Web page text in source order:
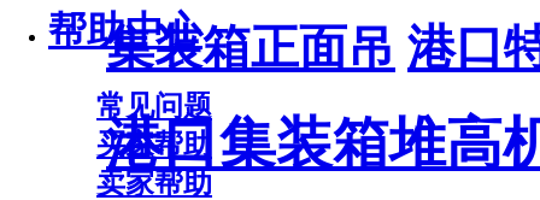
帮助中心
常见问题
买家帮助
卖家帮助
集装箱正面吊 港口
港口集装箱堆高